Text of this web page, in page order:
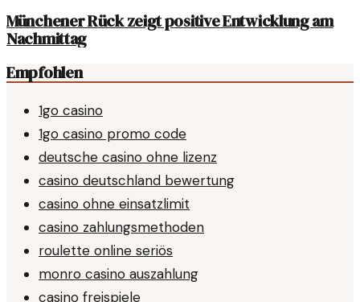
Münchener Rück zeigt positive Entwicklung am
Nachmittag
Empfohlen
1go casino
1go casino promo code
deutsche casino ohne lizenz
casino deutschland bewertung
casino ohne einsatzlimit
casino zahlungsmethoden
roulette online seriös
monro casino auszahlung
casino freispiele